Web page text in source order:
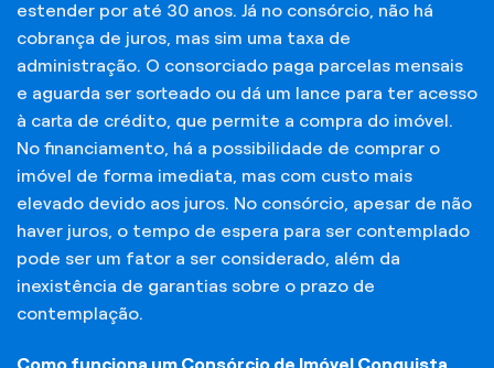
estender por até 30 anos. Já no consórcio, não há
cobrança de juros, mas sim uma taxa de
administração. O consorciado paga parcelas mensais
e aguarda ser sorteado ou dá um lance para ter acesso
à carta de crédito, que permite a compra do imóvel.
No financiamento, há a possibilidade de comprar o
imóvel de forma imediata, mas com custo mais
elevado devido aos juros. No consórcio, apesar de não
haver juros, o tempo de espera para ser contemplado
pode ser um fator a ser considerado, além da
inexistência de garantias sobre o prazo de
contemplação.